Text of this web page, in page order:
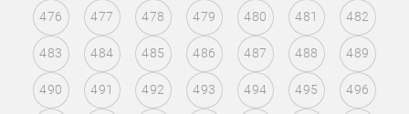
476 477 478 479 480 481 482
483 484 485 486 487 488 489
490 491 492 493 494 495 496